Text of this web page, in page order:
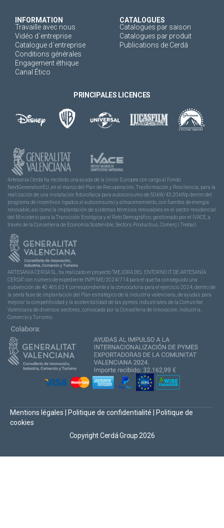
INFORMATION
Travaille avec nous
Vidéo d´entreprise
Catalogue d´entreprise
Conditions générales
Engagement éthique
Canal Ético
CATALOGUES
Catalogues par saison
Catalogues par produit
Publications de Cerdá
PRINCIPALES LICENCES
Artesanía Cerdá ha recibido una ayuda de la Unión Europea con cargo al Fondo
NextGenerationEU, en el marco del Plan de Recuperación, Trasformación y Resiliencia, para la
realización de una instalación fotovoltaica para autoconsumo de 50kW/43,20kWp dentro del
programa de incentivos ligados al autoconsumo y almacenamiento, con fuentes de energía
renovable, así como la implantación de sistemas térmicos renovables en el sector residencial
del Ministerio para la Transición Ecológica y el Reto Demográfico, gestionado por el IVACE, a
través de la Consellería de Economía Sostenible, Sectors Productius, Comerç i Treball.
ARTESANIA CERDA SL, ha realizado el proyecto “MEJORA DEL ENTORNO IT DE ARTESANÍA
CERDÁ” con número de expediente INPYME/2024/714 para el que ha conseguido una
subvención de 40.465,62 € correspondiente a la convocatoria para el ejercicio 2024, dentro de
la sexta fase de implantación del Plan estratégico de la industria valenciana, de ayudas para
mejorar la competitividad y la sostenibilidad de las pymes industriales de la Comunitat
Valenciana de diversos sectores, convocada por la Conselleria de Innovación, Industria,
Comercio y Turismo.
Copyright Cerdá Group 2026
Mentions légales Politique de confidentialité
Politique de
cookies